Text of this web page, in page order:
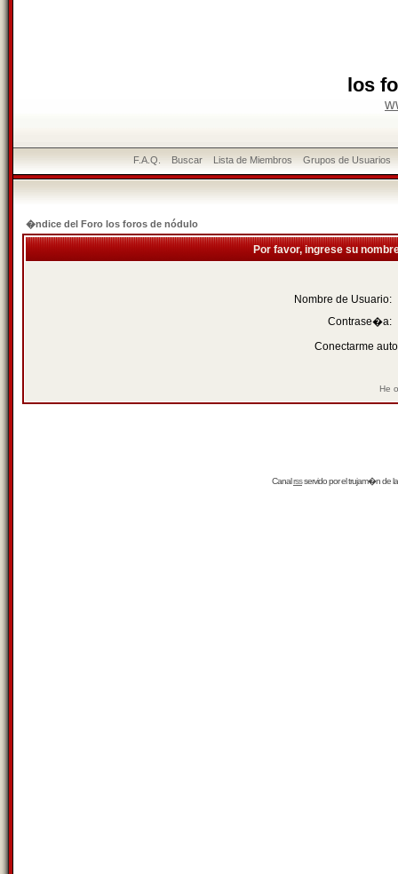
los
F.A.Q. Buscar Lista de Miembros Grupos de Usuarios
�ndice del Foro los foros de nódulo
Por favor, ingrese su
Nombre de Usuario:
Contrase�a:
Conectarme
He
Canalrssservido por eltrujam�nde